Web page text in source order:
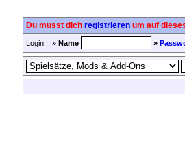
Du musst dich registrierenum auf
Login :: » Name »